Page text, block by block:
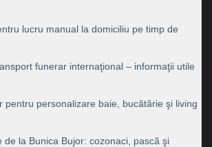
lucru manual la domiciliu pe timp de
funerar internaţional – informaţii utile
pentru personalizare baie, bucătărie şi living
de la Bunica Bujor: cozonaci, pască şi